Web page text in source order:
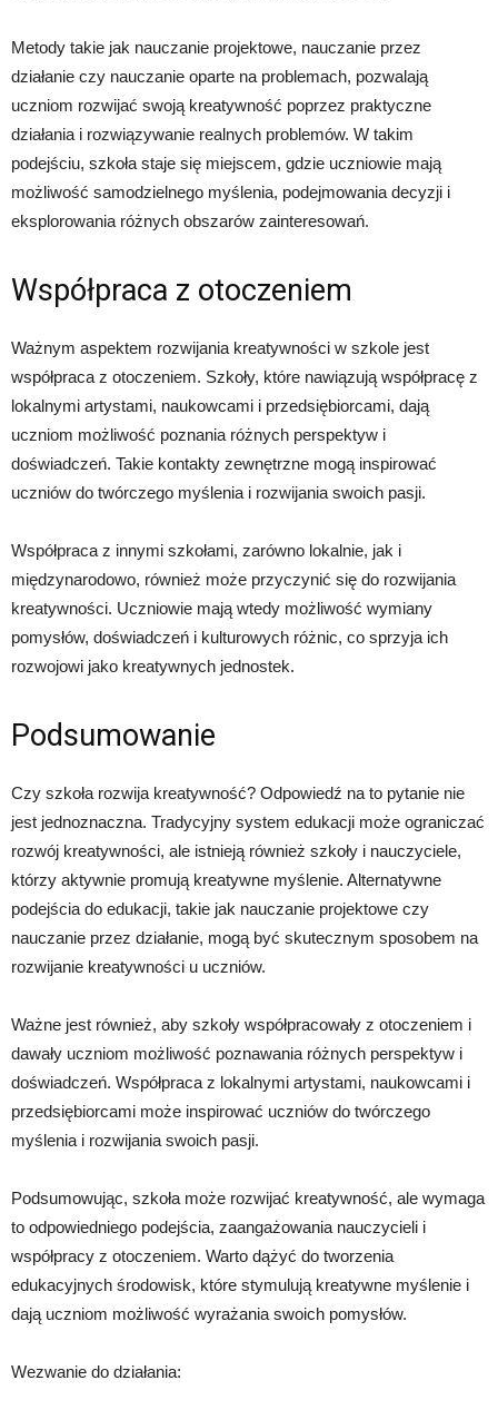
Metody takie jak nauczanie projektowe, nauczanie przez
działanie czy nauczanie oparte na problemach, pozwalają
uczniom rozwijać swoją kreatywność poprzez praktyczne
działania i rozwiązywanie realnych problemów. W takim
podejściu, szkoła staje się miejscem, gdzie uczniowie mają
możliwość samodzielnego myślenia, podejmowania decyzji i
eksplorowania różnych obszarów zainteresowań.
Współpraca z otoczeniem
Ważnym aspektem rozwijania kreatywności w szkole jest
współpraca z otoczeniem. Szkoły, które nawiązują współpracę z
lokalnymi artystami, naukowcami i przedsiębiorcami, dają
uczniom możliwość poznania różnych perspektyw i
doświadczeń. Takie kontakty zewnętrzne mogą inspirować
uczniów do twórczego myślenia i rozwijania swoich pasji.
Współpraca z innymi szkołami, zarówno lokalnie, jak i
międzynarodowo, również może przyczynić się do rozwijania
kreatywności. Uczniowie mają wtedy możliwość wymiany
pomysłów, doświadczeń i kulturowych różnic, co sprzyja ich
rozwojowi jako kreatywnych jednostek.
Podsumowanie
Czy szkoła rozwija kreatywność? Odpowiedź na to pytanie nie
jest jednoznaczna. Tradycyjny system edukacji może ograniczać
rozwój kreatywności, ale istnieją również szkoły i nauczyciele,
którzy aktywnie promują kreatywne myślenie. Alternatywne
podejścia do edukacji, takie jak nauczanie projektowe czy
nauczanie przez działanie, mogą być skutecznym sposobem na
rozwijanie kreatywności u uczniów.
Ważne jest również, aby szkoły współpracowały z otoczeniem i
dawały uczniom możliwość poznawania różnych perspektyw i
doświadczeń. Współpraca z lokalnymi artystami, naukowcami i
przedsiębiorcami może inspirować uczniów do twórczego
myślenia i rozwijania swoich pasji.
Podsumowując, szkoła może rozwijać kreatywność, ale wymaga
to odpowiedniego podejścia, zaangażowania nauczycieli i
współpracy z otoczeniem. Warto dążyć do tworzenia
edukacyjnych środowisk, które stymulują kreatywne myślenie i
dają uczniom możliwość wyrażania swoich pomysłów.
Wezwanie do działania: